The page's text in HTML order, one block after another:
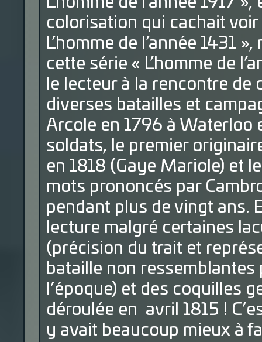
colorisation qui cachait
L’homme de l’année 1431
cette série « L’homme de
le lecteur à la rencontre
diverses batailles et
Arcole en 1796 à Waterloo
soldats, le premier
en 1818 (Gaye Mariole) et
mots prononcés par
pendant plus de vingt ans.
lecture malgré certaines
(précision du trait et
bataille non
l’époque) et des coquilles
déroulée en avril 1815 !
y avait beaucoup mieux à